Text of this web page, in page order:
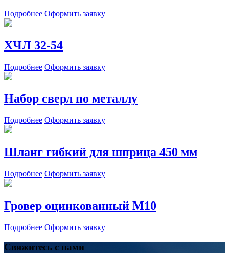
Подробнее Оформить заявку
ХЧЛ 32-54
Подробнее Оформить заявку
Набор сверл по металлу
Подробнее Оформить заявку
Шланг гибкий для шприца 450 мм
Подробнее Оформить заявку
Гровер оцинкованный М10
Подробнее Оформить заявку
Свяжитесь с нами